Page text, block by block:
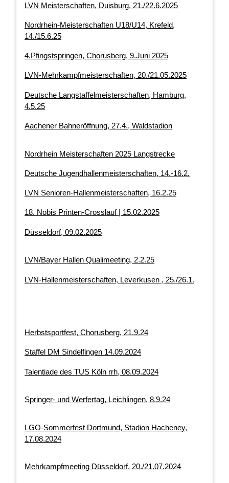
LVN Meisterschaften, Duisburg, 21./22.6.2025
Nordrhein-Meisterschaften U18/U14, Krefeld,
14./15.6.25
4.Pfingstspringen, Chorusberg, 9.Juni 2025
LVN-Mehrkampfmeisterschaften, 20./21.05.2025
Deutsche Langstaffelmeisterschaften, Hamburg,
4.5.25
Aachener Bahneröffnung, 27.4., Waldstadion
Nordrhein Meisterschaften 2025 Langstrecke
Deutsche Jugendhallenmeisterschaften, 14.-16.2.
LVN Senioren-Hallenmeisterschaften, 16.2.25
18. Nobis Printen-Crosslauf | 15.02.2025
Düsseldorf, 09.02.2025
LVN/Bayer Hallen Qualimeeting, 2.2.25
LVN-Hallenmeisterschaften, Leverkusen , 25./26.1.
Herbstsportfest, Chorusberg, 21.9.24
Staffel DM Sindelfingen 14.09.2024
Talentiade des TUS Köln rrh, 08.09.2024
Springer- und Werfertag, Leichlingen, 8.9.24
LGO-Sommerfest Dortmund, Stadion Hacheney,
17.08.2024
Mehrkampfmeeting Düsseldorf, 20./21.07.2024